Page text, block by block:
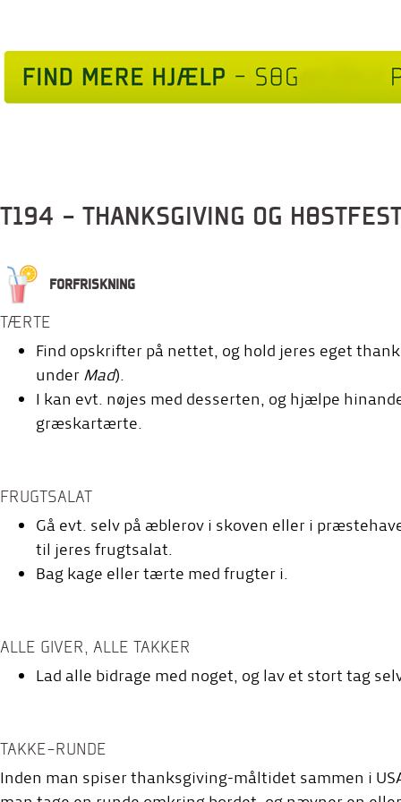
T194 - THANKSGIVING OG
FORFRISKNING
TÆRTE
Find opskrifter på nettet, og hold jeres eget
underMad).
I kan evt. nøjes med desserten, og hjælpe
græskartærte.
FRUGTSALAT
Gå evt. selv på æblerov i skoven eller i
til jeres frugtsalat.
Bag kage eller tærte med frugter i.
ALLE GIVER, ALLE TAKKER
Lad alle bidrage med noget, og lav et stort tag
TAKKE-RUNDE
Inden man spiser thanksgiving-måltidet sammen i